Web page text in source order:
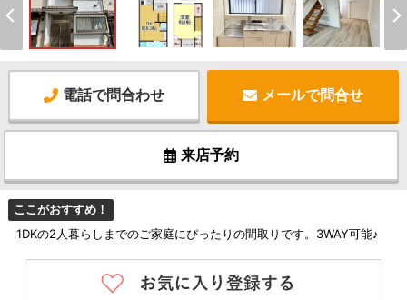
電話で問合わせ メールで問合せ
来店予約
ここがおすすめ！
1DKの2人暮らしまでのご家庭にぴったりの間取りです。3WAY可能♪